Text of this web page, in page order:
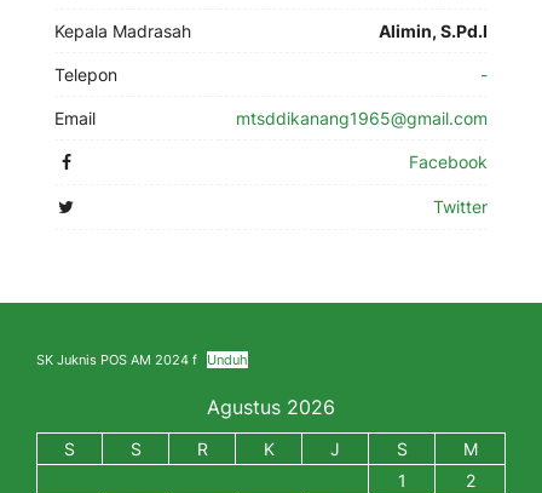
Kepala Madrasah Alimin, S.Pd.I
Telepon -
Email mtsddikanang1965@gmail.com
Facebook
Twitter
SK Juknis POS AM 2024 f Unduh
Agustus 2026
S S R K J S
M
1
2